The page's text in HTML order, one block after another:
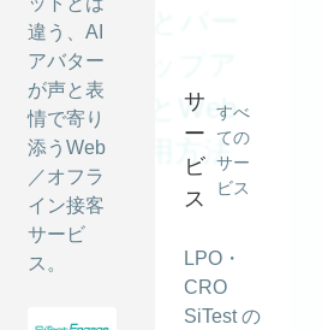
違う、AI
アバター
が声と表
情で寄り
添うWeb
／オフラ
イン接客
サービ
ス。
サ
ー
ビ
ス
すべ
ての
サー
ビス
LPO・
CRO
SiTest の
イズLP」とバー
した「ポップア
設定方法とWeb
ための活用方法
く解説 ～
27
情報